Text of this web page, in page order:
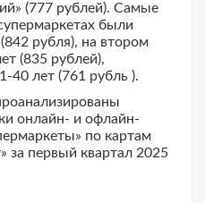
(777 рублей). Самые
были
рубля), на втором
(835 рублей),
40 лет (761 рубль ).
онлайн- и офлайн-
по картам
за первый квартал 2025